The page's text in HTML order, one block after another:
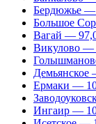
Бердюжье —
Большое
Вагай —
Викулово —
Ермаки —
Ингаир —